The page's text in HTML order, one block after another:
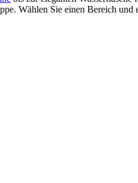
Wählen Sie einen Bereich und